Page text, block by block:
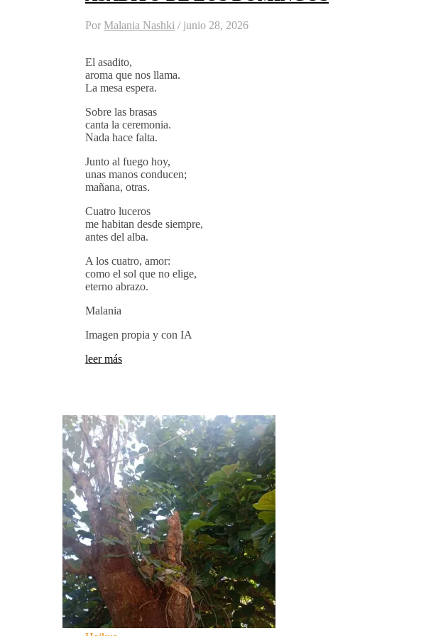
Por Malania Nashki / junio 28, 2026
El asadito,
aroma que nos llama.
La mesa espera.
Sobre las brasas
canta la ceremonia.
Nada hace falta.
Junto al fuego hoy,
unas manos conducen;
mañana, otras.
Cuatro luceros
me habitan desde siempre,
antes del alba.
A los cuatro, amor:
como el sol que no elige,
eterno abrazo.
Malania
Imagen propia y con IA
leer más